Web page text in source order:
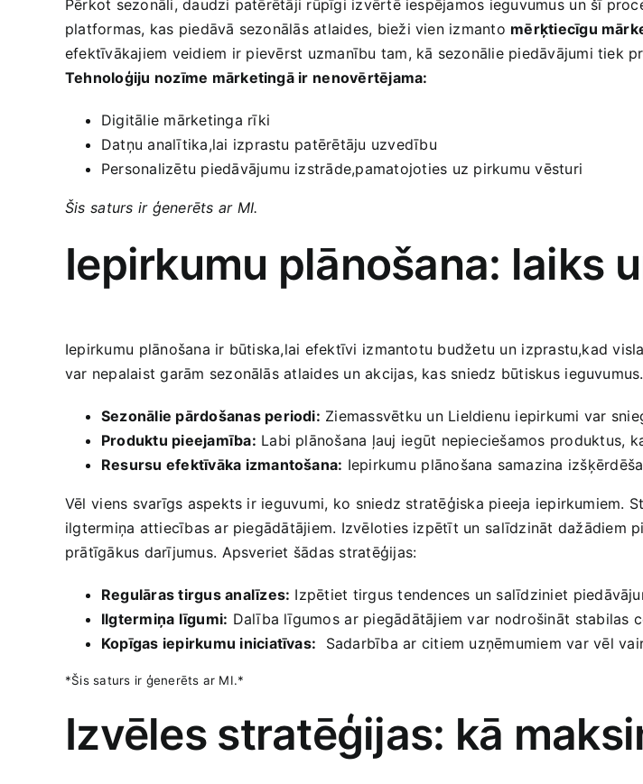
Pērkot sezonāli, daudzi‍ patērētāji rūpīgi izvērtē ‌iespējamos ieguvumus⁣ un šī
platformas, kas ‍piedāvā sezonālās atlaides, bieži vien ‌izmanto mērķtiecīgu​
efektīvākajiem ​veidiem ir ⁤pievērst uzmanību‌ tam, kā sezonālie piedāvājumi ‍tiek
Tehnoloģiju nozīme mārketingā ir⁣ nenovērtējama:
Digitālie mārketinga rīki
Datņu analītika,lai ‌izprastu⁤ patērētāju​ uzvedību
Personalizētu piedāvājumu izstrāde,pamatojoties ​uz ⁢pirkumu​ vēsturi
Šis⁢ saturs ir ģenerēts⁢ ar MI.
Iepirkumu plānošana: laiks
Iepirkumu ⁢plānošana ir​ būtiska,lai efektīvi⁤ izmantotu budžetu un ⁢izprastu,kad
var nepalaist garām sezonālās atlaides un akcijas,​ kas sniedz‌ būtiskus⁢
Sezonālie pārdošanas periodi: ​Ziemassvētku un Lieldienu iepirkumi‍ var‌
Produktu ‌pieejamība: Labi plānošana ļauj⁤ iegūt nepieciešamos produktus,
Resursu efektīvāka izmantošana: Iepirkumu ⁣plānošana ‌samazina
Vēl⁤ viens​ svarīgs​ aspekts‌ ir ieguvumi, ko⁢ sniedz stratēģiska pieeja iepirkumiem.
‍ilgtermiņa attiecības ar​ piegādātājiem. Izvēloties izpētīt un ⁣salīdzināt⁤ dažādiem
prātīgākus darījumus.⁣ Apsveriet ‍šādas stratēģijas:
Regulāras ‌tirgus analīzes: Izpētiet tirgus tendences un salīdziniet⁢
Ilgtermiņa līgumi: Dalība līgumos ⁢ar piegādātājiem var⁣ nodrošināt ⁣stabilas
Kopīgas iepirkumu iniciatīvas:
Sadarbība ar ​citiem‌ uzņēmumiem​ var vēl
*Šis saturs ir ģenerēts ar MI.* ⁢
Izvēles stratēģijas: kā